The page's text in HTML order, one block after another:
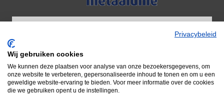
Wij zijn onderdeel van Adiform BV
Door naar Adiform
Privacybeleid
Wij gebruiken cookies
We kunnen deze plaatsen voor analyse van onze bezoekersgegevens, om
onze website te verbeteren, gepersonaliseerde inhoud te tonen en om u een
geweldige website-ervaring te bieden. Voor meer informatie over de cookies
die we gebruiken opent u de instellingen.